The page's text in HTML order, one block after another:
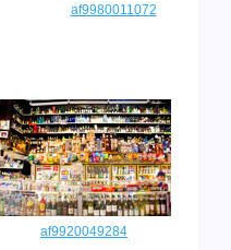
af9980011072
af9920049284